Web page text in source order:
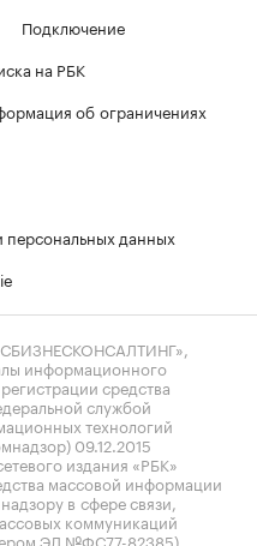
Подключение
на РБК
об ограничениях
данных
информационного
средства
службой
технологий
09.12.2015
издания «РБК»
массовой информации
в сфере связи,
коммуникаций
ЭЛ №ФС77-82385)